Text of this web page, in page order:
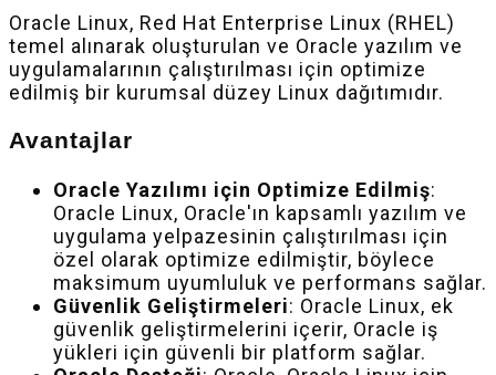
Oracle Linux, Red Hat Enterprise Linux (RHEL)
temel alınarak oluşturulan ve Oracle yazılım ve
uygulamalarının çalıştırılması için optimize
edilmiş bir kurumsal düzey Linux dağıtımıdır.
Avantajlar
Oracle Yazılımı için Optimize Edilmiş:
Oracle Linux, Oracle'ın kapsamlı yazılım ve
uygulama yelpazesinin çalıştırılması için
özel olarak optimize edilmiştir, böylece
maksimum uyumluluk ve performans sağlar.
Güvenlik Geliştirmeleri: Oracle Linux, ek
güvenlik geliştirmelerini içerir, Oracle iş
yükleri için güvenli bir platform sağlar.